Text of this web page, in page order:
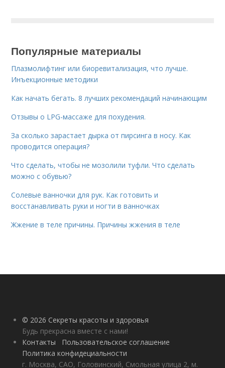
Популярные материалы
Плазмолифтинг или биоревитализация, что лучше.
Инъекционные методики
Как начать бегать. 8 лучших рекомендаций начинающим
Отзывы о LPG-массаже для похудения.
За сколько зарастает дырка от пирсинга в носу. Как
проводится операция?
Что сделать, чтобы не мозолили туфли. Что сделать
можно с обувью?
Солевые ванночки для рук. Как готовить и
восстанавливать руки и ногти в ванночках
Жжение в теле причины. Причины жжения в теле
© 2026 Секреты красоты и здоровья
Будь прекрасна вместе с нами!
Контакты
Пользовательское соглашение
Политика конфидециальности
г. Москва, САО, Головинский, Смольная улица 2, м.